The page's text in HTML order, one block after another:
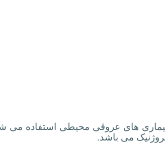
بیماری های عروقی محیطی استفاده می
می باشد.